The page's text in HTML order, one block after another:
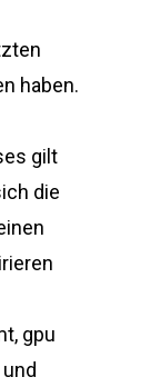
haben.
gilt
die
gpu